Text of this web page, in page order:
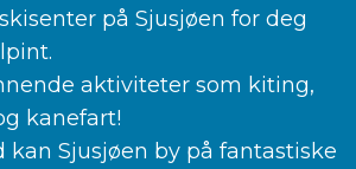
på Sjusjøen for deg
aktiviteter som kiting,
kanefart!
kan Sjusjøen by på fantastiske